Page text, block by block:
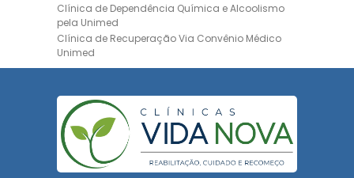
Clínica de Dependência Química e Alcoolismo
pela Unimed
Clínica de Recuperação Via Convênio Médico
Unimed
Clínica de Recuperação Convênio Bradesco
Bradesco Saúde
Hospital Psiquiátrico para Dependentes
Químicos Unimed
Internação Unimed para Dependentes
Químicos